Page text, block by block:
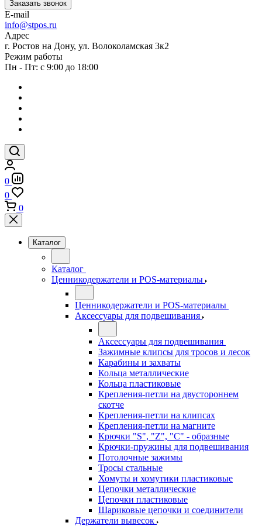
Заказать звонок
E-mail
info@stpos.ru
Адрес
г. Ростов на Дону, ул. Волоколамская 3к2
Режим работы
Пн - Пт: с 9:00 до 18:00
0
0
0
Каталог
Каталог
Ценникодержатели и POS-материалы
Ценникодержатели и POS-материалы
Аксессуары для подвешивания
Аксессуары для подвешивания
Зажимные клипсы для тросов и лесок
Карабины и захваты
Кольца металлические
Кольца пластиковые
Крепления-петли на двустороннем
скотче
Крепления-петли на клипсах
Крепления-петли на магните
Крючки "S", "Z", "C" - образные
Крючки-пружины для подвешивания
Потолочные зажимы
Тросы стальные
Хомуты и хомутики пластиковые
Цепочки металлические
Цепочки пластиковые
Шариковые цепочки и соединители
Держатели вывесок